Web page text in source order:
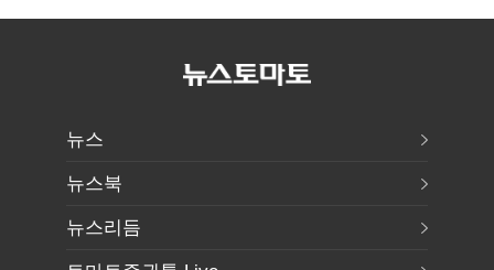
헌신"…법정서
압색까지
전년비 89.1%↑
뉴스
뉴스북
뉴스리듬